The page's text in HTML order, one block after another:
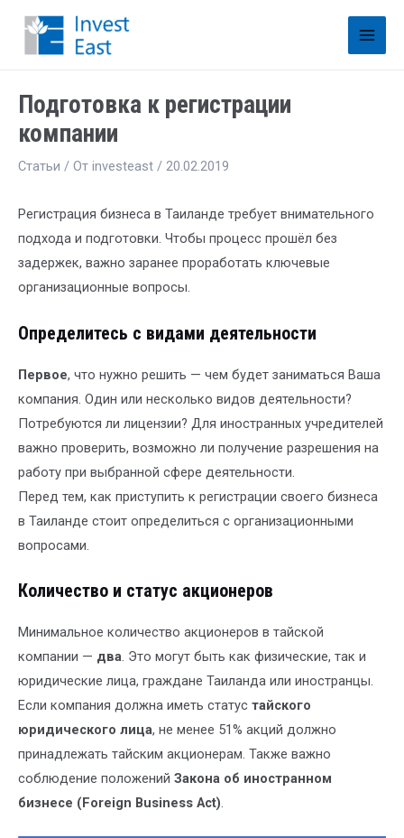
Подготовка к регистрации
компании
Статьи / От investeast / 20.02.2019
Регистрация бизнеса в Таиланде требует внимательного
подхода и подготовки. Чтобы процесс прошёл без
задержек, важно заранее проработать ключевые
организационные вопросы.
Определитесь с видами деятельности
Первое, что нужно решить — чем будет заниматься Ваша
компания. Один или несколько видов деятельности?
Потребуются ли лицензии? Для иностранных учредителей
важно проверить, возможно ли получение разрешения на
работу при выбранной сфере деятельности.
Перед тем, как приступить к регистрации своего бизнеса
в Таиланде стоит определиться с организационными
вопросами.
Количество и статус акционеров
Минимальное количество акционеров в тайской
компании — два. Это могут быть как физические, так и
юридические лица, граждане Таиланда или иностранцы.
Если компания должна иметь статус тайского
юридического лица, не менее 51% акций должно
принадлежать тайским акционерам. Также важно
соблюдение положений Закона об иностранном
бизнесе (Foreign Business Act).